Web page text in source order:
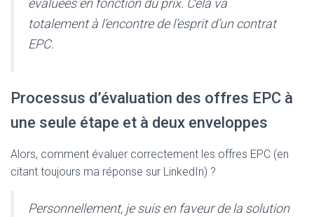
évaluées en fonction du prix. Cela va
totalement à l’encontre de l’esprit d’un contrat
EPC.
Processus d’évaluation des offres EPC à
une seule étape et à deux enveloppes
Alors, comment évaluer correctement les offres EPC (en
citant toujours ma réponse sur LinkedIn) ?
Personnellement, je suis en faveur de la solution